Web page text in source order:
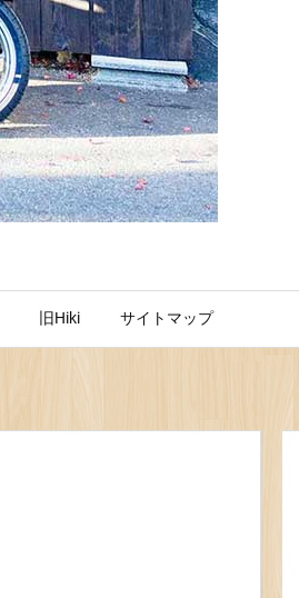
旧Hiki サイトマップ